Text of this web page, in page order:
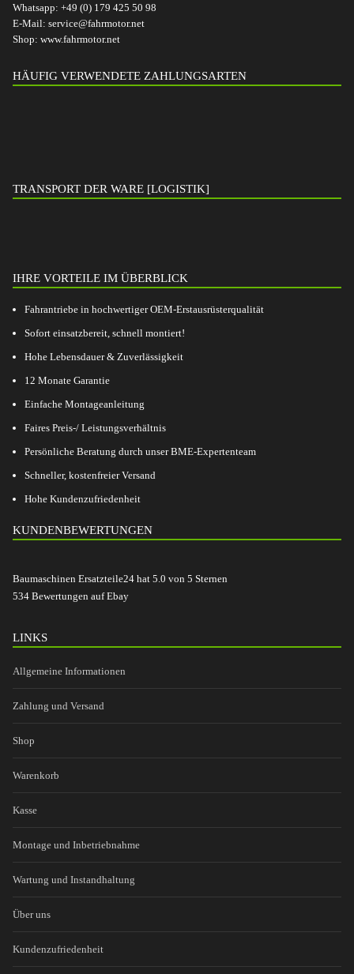
Whatsapp: +49 (0) 179 425 50 98
E-Mail: service@fahrmotor.net
Shop: www.fahrmotor.net
HÄUFIG VERWENDETE ZAHLUNGSARTEN
TRANSPORT DER WARE [LOGISTIK]
IHRE VORTEILE IM ÜBERBLICK
Fahrantriebe in hochwertiger OEM-Erstausrüsterqualität
Sofort einsatzbereit, schnell montiert!
Hohe Lebensdauer & Zuverlässigkeit
12 Monate Garantie
Einfache Montageanleitung
Faires Preis-/ Leistungsverhältnis
Persönliche Beratung durch unser BME-Expertenteam
Schneller, kostenfreier Versand
Hohe Kundenzufriedenheit
KUNDENBEWERTUNGEN
Baumaschinen Ersatzteile24 hat 5.0 von 5 Sternen
534 Bewertungen auf Ebay
LINKS
Allgemeine Informationen
Zahlung und Versand
Shop
Warenkorb
Kasse
Montage und Inbetriebnahme
Wartung und Instandhaltung
Über uns
Kundenzufriedenheit